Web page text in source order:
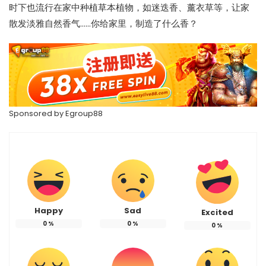
时下也流行在家中种植草本植物，如迷迭香、薰衣草等，让家
散发淡雅自然香气……你给家里，制造了什么香？
Sponsored byEgroup88
Happy
0 %
Sad
0 %
Excited
0 %